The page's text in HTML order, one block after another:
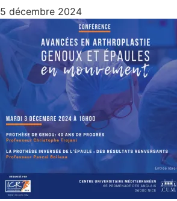
5 décembre 2024